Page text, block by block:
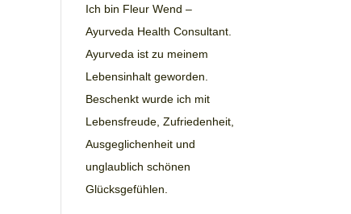
Ich bin Fleur Wend –
Ayurveda Health Consultant.
Ayurveda ist zu meinem
Lebensinhalt geworden.
Beschenkt wurde ich mit
Lebensfreude, Zufriedenheit,
Ausgeglichenheit und
unglaublich schönen
Glücksgefühlen.